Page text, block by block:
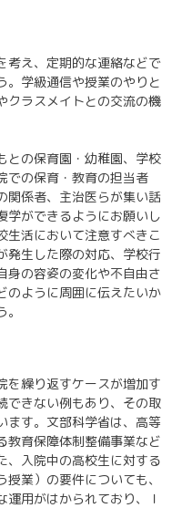
考え、定期的な連絡などで
。学級通信や授業のやりと
クラスメイトとの交流の機
との保育園・幼稚園、学校
での保育・教育の担当者
関係者、主治医らが集い話
学ができるようにお願いし
生活において注意すべきこ
発生した際の対応、学校行
身の容姿の変化や不自由さ
のように周囲に伝えたいか
を繰り返すケースが増加す
できない例もあり、その取
ます。文部科学省は、高等
教育保障体制整備事業など
、入院中の高校生に対する
業）の要件についても、
用がはかられており、Ｉ